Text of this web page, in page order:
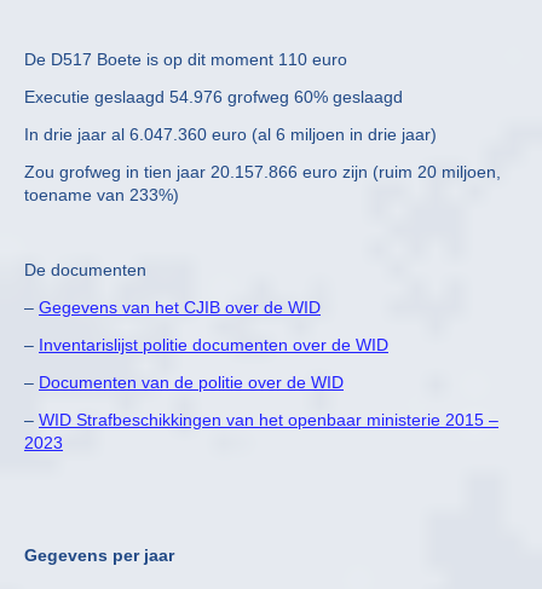
De D517 Boete is op dit moment 110 euro
Executie geslaagd 54.976 grofweg 60% geslaagd
In drie jaar al 6.047.360 euro (al 6 miljoen in drie jaar)
Zou grofweg in tien jaar 20.157.866 euro zijn (ruim 20 miljoen,
toename van 233%)
De documenten
– Gegevens van het CJIB over de WID
– Inventarislijst politie documenten over de WID
– Documenten van de politie over de WID
– WID Strafbeschikkingen van het openbaar ministerie 2015 –
2023
Gegevens per jaar